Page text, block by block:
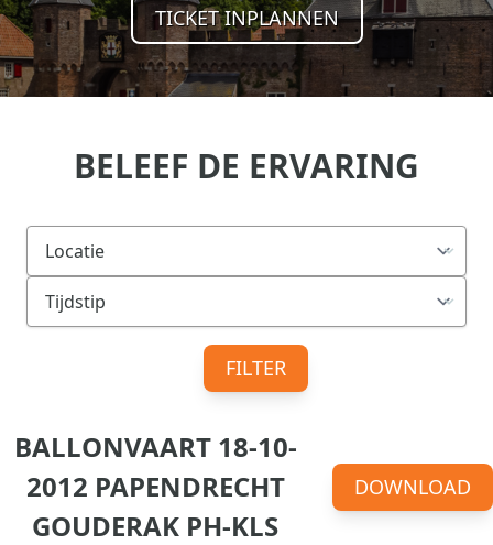
TICKET INPLANNEN
BELEEF DE ERVARING
FILTER
BALLONVAART 18-10-
2012 PAPENDRECHT
GOUDERAK PH-KLS
DOWNLOAD